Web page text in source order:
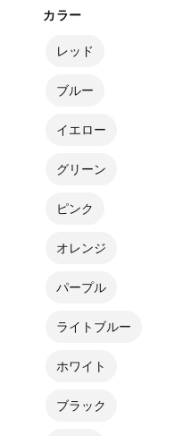
カラー
レッド
ブルー
イエロー
グリーン
ピンク
オレンジ
パープル
ライトブルー
ホワイト
ブラック